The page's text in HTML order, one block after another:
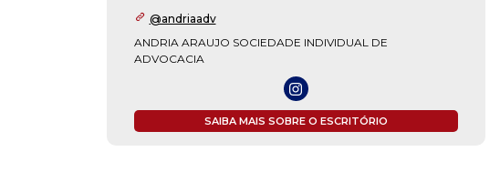
@andriaadv
ANDRIA ARAUJO SOCIEDADE INDIVIDUAL DE
ADVOCACIA
SAIBA MAIS SOBRE O ESCRITÓRIO